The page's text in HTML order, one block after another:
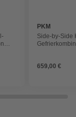
PKM
Side-by-Side
cm,
659,00 €